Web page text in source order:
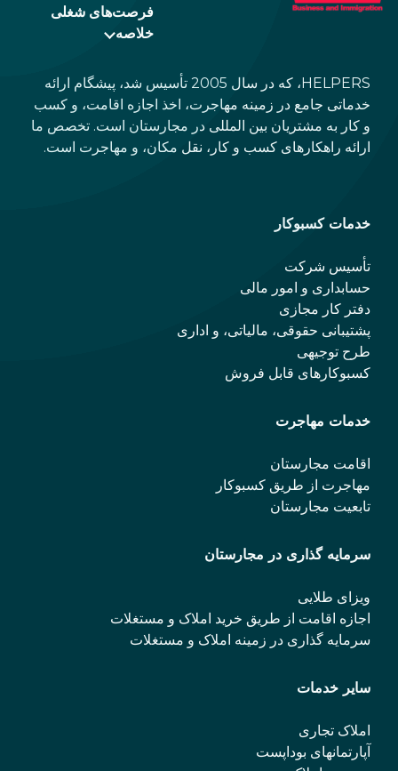
فرصت‌های شغلی
خلاصه
HELPERS، که در سال 2005 تأسیس شد، پیشگام ارائه
خدماتی جامع در زمینه مهاجرت، اخذ اجازه اقامت، و کسب
و کار به مشتریان بین المللی در مجارستان است. تخصص ما
ارائه راهکارهای کسب و کار، نقل مکان، و مهاجرت است.
خدمات کسبوکار
تأسیس شرکت
حسابداری و امور مالی
دفتر کار مجازی
پشتیبانی حقوقی، مالیاتی، و اداری
طرح توجیهی
کسبوکارهای قابل فروش
خدمات مهاجرت
اقامت مجارستان
مهاجرت از طریق کسبوکار
تابعیت مجارستان
سرمایه گذاری در مجارستان
ویزای طلایی
اجازه اقامت از طریق خرید املاک و مستغلات
سرمایه گذاری در زمینه املاک و مستغلات
سایر خدمات
املاک تجاری
آپارتمانهای بوداپست